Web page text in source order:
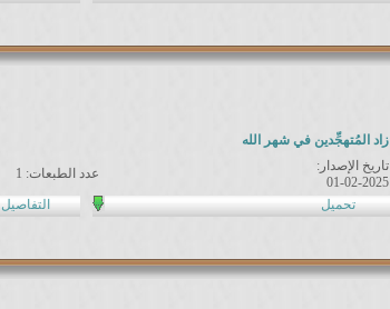
زاد المُتهجِّدين في شهر الله
عدد الطبعات: 1
تاريخ الإصدار:
01-02-2025
تحميل
التفاصيل